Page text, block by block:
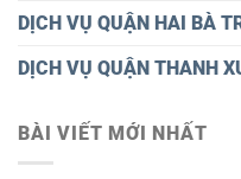
DỊCH VỤ QUẬN HAI BÀ
DỊCH VỤ QUẬN THANH
BÀI VIẾT MỚI NHẤT